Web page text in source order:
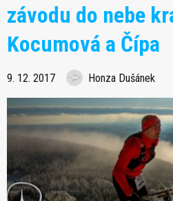
závodu do nebe
Kocumová a Čípa
9. 12. 2017 Honza Dušánek